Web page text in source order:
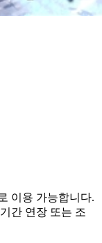
이용 가능합니다.
간 연장 또는 조